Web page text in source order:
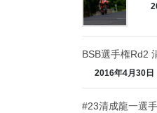
BSB選手権Rd2
2016年4月30日
#23清成龍一選